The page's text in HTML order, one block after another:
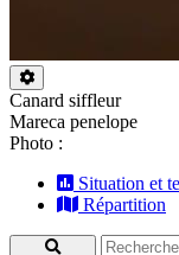
Canard siffleur
Mareca penelope
Photo :
Situation et
Répartition